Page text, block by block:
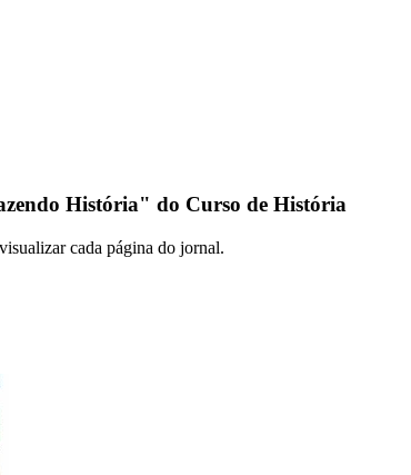
História" do Curso de História
cada página do jornal.